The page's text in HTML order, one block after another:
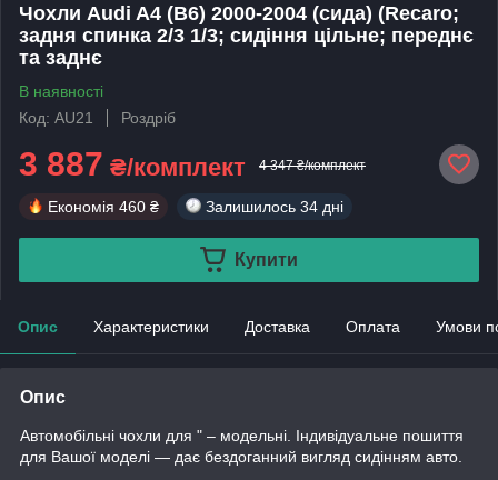
Чохли Audi A4 (B6) 2000-2004 (сида) (Recaro;
задня спинка 2/3 1/3; сидіння цільне; переднє
та заднє
В наявності
Код: AU21
Роздріб
3 887 ₴/комплект 4 347 ₴/комплект
Економія 460 ₴ Залишилось 34 дні
Купити
Опис Характеристики Доставка Оплата Умови
Опис
Автомобільні чохли для " – модельні. Індивідуальне пошиття
для Вашої моделі — дає бездоганний вигляд сидінням авто.